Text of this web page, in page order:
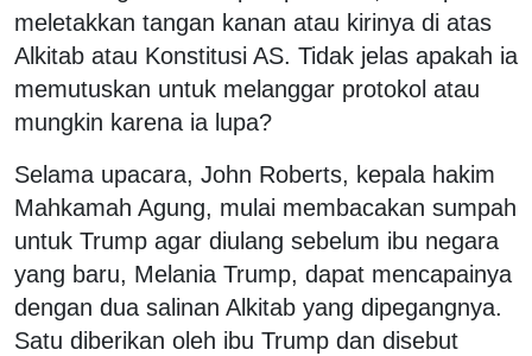
meletakkan tangan kanan atau kirinya di atas
Alkitab atau Konstitusi AS. Tidak jelas apakah ia
memutuskan untuk melanggar protokol atau
mungkin karena ia lupa?
Selama upacara, John Roberts, kepala hakim
Mahkamah Agung, mulai membacakan sumpah
untuk Trump agar diulang sebelum ibu negara
yang baru, Melania Trump, dapat mencapainya
dengan dua salinan Alkitab yang dipegangnya.
Satu diberikan oleh ibu Trump dan disebut